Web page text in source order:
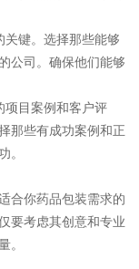
关键。选择那些能够
公司。确保他们能够
项目案例和客户评
那些有成功案例和正
。
合你药品包装需求的
要考虑其创意和专业
。